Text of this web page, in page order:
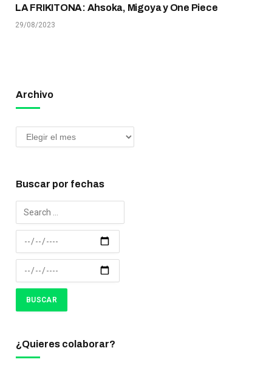
LA FRIKITONA: Ahsoka, Migoya y One Piece
29/08/2023
Archivo
Buscar por fechas
¿Quieres colaborar?